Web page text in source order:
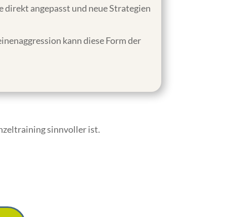
angepasst und neue Strategien
kann diese Form der
sinnvoller ist.